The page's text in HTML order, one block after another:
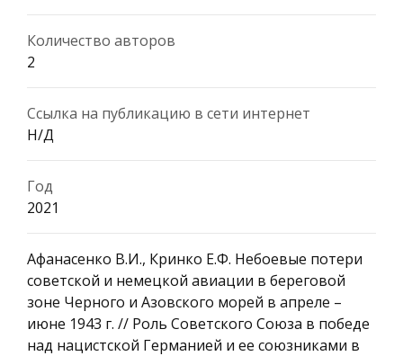
Количество авторов
2
Ссылка на публикацию в сети интернет
Н/Д
Год
2021
Афанасенко В.И., Кринко Е.Ф. Небоевые потери
советской и немецкой авиации в береговой
зоне Черного и Азовского морей в апреле –
июне 1943 г. // Роль Советского Союза в победе
над нацистской Германией и ее союзниками в